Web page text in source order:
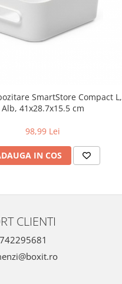
SmartStore Compact L,
Alb, 41x28.7x15.5 cm
98,99 Lei
IN COS
CLIENTI